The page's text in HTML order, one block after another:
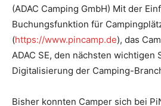
(ADAC Camping GmbH) Mit der
Buchungsfunktion für
(https://www.pincamp.de), das
ADAC SE, den nächsten wichtigen
Digitalisierung der Camping-
Bisher konnten Camper sich bei